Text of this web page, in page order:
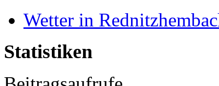
Wetter in
Statistiken